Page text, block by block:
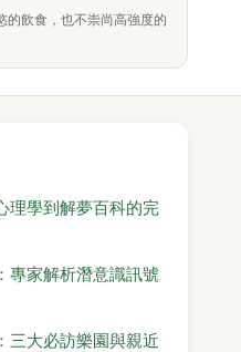
的飲食，也不崇尚高強度的
理學到解夢百科的完
專家解析潛意識訊號
三大必訪樂園與親近